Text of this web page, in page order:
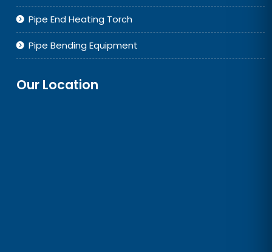
Pipe End Heating Torch
Pipe Bending Equipment
Our Location